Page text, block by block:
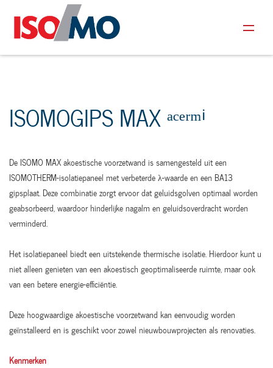
ISOMOGIPS MAX ᵃᶜᵉʳᵐⁱ
De ISOMO MAX akoestische voorzetwand is samengesteld uit een
ISOMOTHERM-isolatiepaneel met verbeterde λ-waarde en een BA13
gipsplaat. Deze combinatie zorgt ervoor dat geluidsgolven optimaal worden
geabsorbeerd, waardoor hinderlijke nagalm en geluidsoverdracht worden
verminderd.
Het isolatiepaneel biedt een uitstekende thermische isolatie. Hierdoor kunt u
niet alleen genieten van een akoestisch geoptimaliseerde ruimte, maar ook
van een betere energie-efficiëntie.
Deze hoogwaardige akoestische voorzetwand kan eenvoudig worden
geïnstalleerd en is geschikt voor zowel nieuwbouwprojecten als renovaties.
Kenmerken